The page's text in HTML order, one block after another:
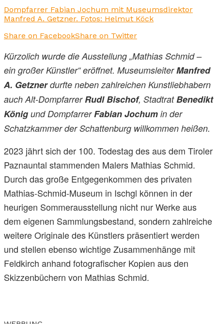
Dompfarrer Fabian Jochum mit Museumsdirektor
Manfred A. Getzner. Fotos: Helmut Köck
Share on FacebookShare on Twitter
Kürzolich wurde die Ausstellung „Mathias Schmid –
ein großer Künstler“ eröffnet. MuseumsleiterManfred
A. Getznerdurfte neben zahlreichen Kunstliebhabern
auch Alt-DompfarrerRudl Bischof, StadtratBenedikt
König und DompfarrerFabian Jochum in der
Schatzkammer der Schattenburg willkommen heißen.
2023 jährt sich der 100. Todestag des aus dem Tiroler
Paznauntal stammenden Malers Mathias Schmid.
Durch das große Entgegenkommen des privaten
Mathias-Schmid-Museum in Ischgl können in der
heurigen Sommerausstellung nicht nur Werke aus
dem eigenen Sammlungsbestand, sondern zahlreiche
weitere Originale des Künstlers präsentiert werden
und stellen ebenso wichtige Zusammenhänge mit
Feldkirch anhand fotografischer Kopien aus den
Skizzenbüchern von Mathias Schmid.